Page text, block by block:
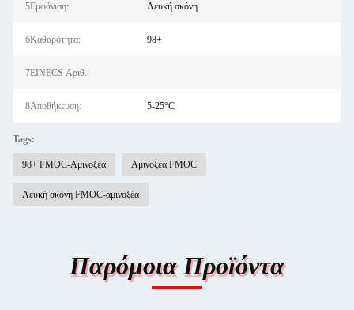
5Εμφάνιση: Λευκή σκόνη
6Καθαρότητα: 98+
7EINECS Αριθ.: -
8Αποθήκευση: 5-25°C
Tags:
98+ FMOC-Αμινοξέα Αμινοξέα FMOC
Λευκή σκόνη FMOC-αμινοξέα
Παρόμοια Προϊόντα